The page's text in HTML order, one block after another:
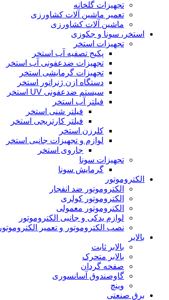
تجهیزات گلخانه
تعمیر ماشین آلات کشاورزی
ماشین آلات کشاورزی
استخر، سونا و جکوزی
تجهیزات استخر
پکیج تصفیه آب استخر
تجهیزات ضدعفونی آب استخر
تجهیزات گرمایشی استخر
دستگاه ازن ژنراتور استخر
سیستم ضدعفونی UV استخر
فیلتر آب استخر
فیلتر شنی استخر
فیلتر کارتریجی استخر
کلرزن استخر
لوازم و تجهیزات جانبی استخر
جاروی استخر
تجهیزات سونا
گرمایش سونا
الکتروموتور
الکتروموتور ضد انفجار
الکتروموتور کولری
الکتروموتور معمولی
لوازم یدکی و جانبی الکتروموتور
نصب الکتروموتور و تعمیر الکتروموتور
بالابر
بالابر ثابت
بالابر متحرک
صفحه گردان
گاوصندوق آسانسوری
وینچ
برق صنعتی